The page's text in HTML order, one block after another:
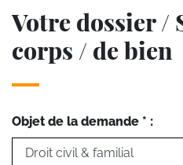
Votre dossier /
corps / de bien
Objet de la demande * :